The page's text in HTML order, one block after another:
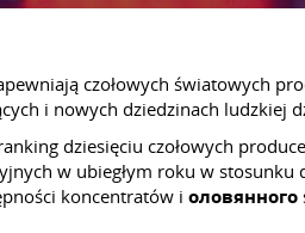
czołowych światowych
i nowych dziedzinach ludzkiej
dziesięciu czołowych
w ubiegłym roku w
koncentratów i оловянного